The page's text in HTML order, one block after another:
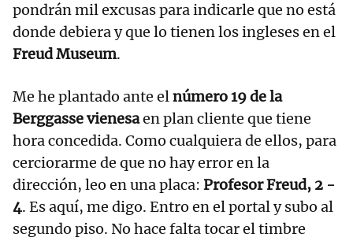
pondrán mil excusas para indicarle que no está
donde debiera y que lo tienen los ingleses en el
Freud Museum.
Me he plantado ante elnúmero 19 de la
Berggasse vienesaen plan cliente que tiene
hora concedida. Como cualquiera de ellos, para
cerciorarme de que no hay error en la
dirección, leo en una placa: Profesor Freud, 2 -
4. Es aquí, me digo. Entro en el portal y subo al
segundo piso. No hace falta tocar el timbre